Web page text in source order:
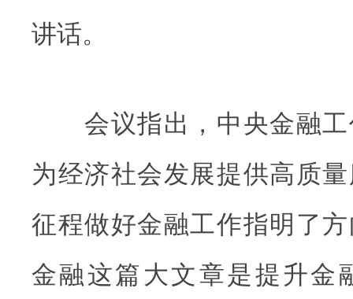
讲话。
会议指出，中央金融工
为经济社会发展提供高质
征程做好金融工作指明了
金融这篇大文章是提升金